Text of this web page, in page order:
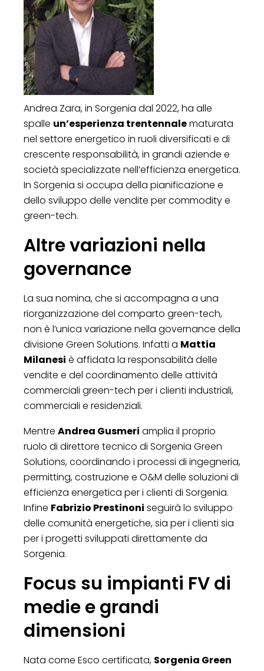
Andrea Zara, in Sorgenia dal 2022, ha alle
spalle un’esperienza trentennalematurata
nel settore energetico in ruoli diversificati e di
crescente responsabilità, in grandi aziende e
società specializzate nell’efficienza energetica.
In Sorgenia si occupa della pianificazione e
dello sviluppo delle vendite per commodity e
green-tech.
Altre variazioni nella
governance
La sua nomina, che si accompagna a una
riorganizzazione del comparto green-tech,
non è l’unica variazione nella governance della
divisione Green Solutions. Infatti a Mattia
Milanesi è affidata la responsabilità delle
vendite e del coordinamento delle attività
commerciali green-tech per i clienti industriali,
commerciali e residenziali.
Mentre Andrea Gusmeri amplia il proprio
ruolo di direttore tecnico di Sorgenia Green
Solutions, coordinando i processi di ingegneria,
permitting, costruzione e O&M delle soluzioni di
efficienza energetica per i clienti di Sorgenia.
Infine Fabrizio Prestinoni seguirà lo sviluppo
delle comunità energetiche, sia per i clienti sia
per i progetti sviluppati direttamente da
Sorgenia.
Focus su impianti FV di
medie e grandi
dimensioni
Nata come Esco certificata, Sorgenia Green